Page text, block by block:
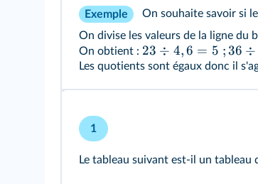
Exemple
On souhaite savoir si
On divise les valeurs de la ligne du
On obtient : 23 ÷ 4,6 = 5 ;36 ÷
Les quotients sont égaux donc il
1
Le tableau suivant est-il un